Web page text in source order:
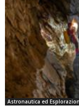
Astronautica ed